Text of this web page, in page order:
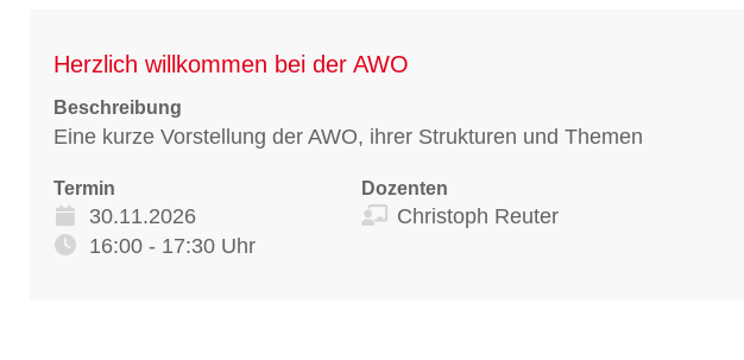
Herzlich willkommen bei der AWO
Beschreibung
Eine kurze Vorstellung der AWO, ihrer Strukturen und Themen
Termin
30.11.2026
16:00 - 17:30 Uhr
Dozenten
Christoph Reuter